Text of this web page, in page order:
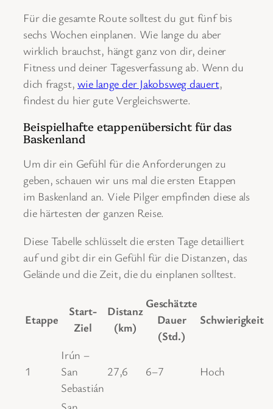
Für die gesamte Route solltest du gut fünf bis
sechs Wochen einplanen. Wie lange du aber
wirklich brauchst, hängt ganz von dir, deiner
Fitness und deiner Tagesverfassung ab. Wenn du
dich fragst,wie lange der Jakobsweg dauert,
findest du hier gute Vergleichswerte.
Beispielhafte etappenübersicht für das
Baskenland
Um dir ein Gefühl für die Anforderungen zu
geben, schauen wir uns mal die ersten Etappen
im Baskenland an. Viele Pilger empfinden diese als
die härtesten der ganzen Reise.
Diese Tabelle schlüsselt die ersten Tage detailliert
auf und gibt dir ein Gefühl für die Distanzen, das
Gelände und die Zeit, die du einplanen solltest.
Etappe
Start-
Ziel
Distanz
(km)
Geschätzte
Dauer
(Std.)
Schwierigkeit
1
Irún –
San
Sebastián
27,6 6–7 Hoch